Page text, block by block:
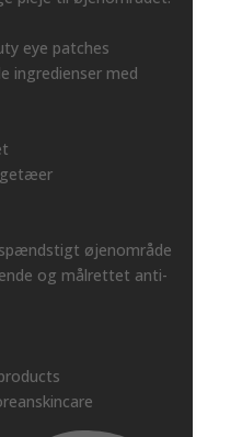
eye patches
ingredienser med
øjenområde
og målrettet anti-